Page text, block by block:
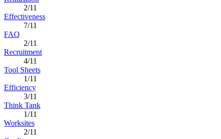
2/11
Effectiveness
7/11
FAQ
2/11
Recruitment
4/11
Tool Sheets
1/11
Efficiency
3/11
Think Tank
1/11
Worksites
2/11